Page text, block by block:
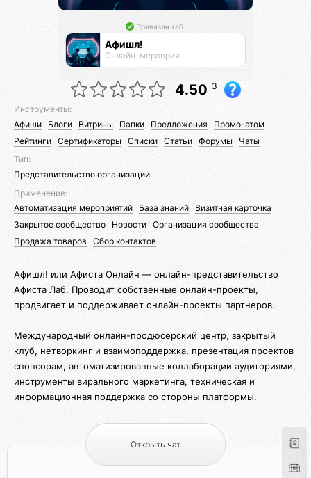
Привязан хаб:
Афишл!
Онлайн-мероприятия Афиста Лаб
4.50 3
Инструменты:
Афиши
Блоги Витрины Папки Предложения
Промо-атом
Рейтинги Сертификаторы Списки Статьи Форумы
Чаты
Тип:
Представительство организации
Применение:
Автоматизация мероприятий
База знаний
Визитная карточка
Закрытое сообщество
Новости Организация сообщества
Продажа товаров
Сбор контактов
Афишл! или Афиста Онлайн — онлайн-представительство
Афиста Лаб. Проводит собственные онлайн-проекты,
продвигает и поддерживает онлайн-проекты партнеров.
Международный онлайн-продюсерский центр, закрытый
клуб, нетворкинг и взаимоподдержка, презентация проектов
спонсорам, автоматизированные коллаборации аудиториями,
инструменты вирального маркетинга, техническая и
информационная поддержка со стороны платформы.
Открыть чат